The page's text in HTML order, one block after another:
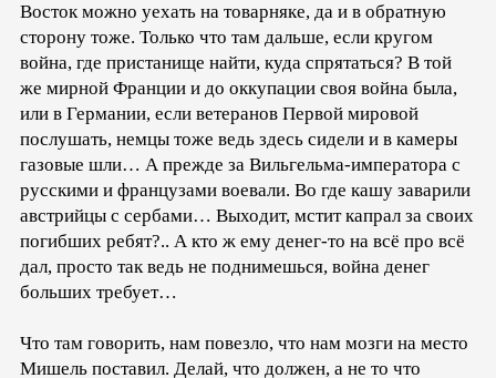
Восток можно уехать на товарняке, да и в обратную
сторону тоже. Только что там дальше, если кругом
война, где пристанище найти, куда спрятаться? В той
же мирной Франции и до оккупации своя война была,
или в Германии, если ветеранов Первой мировой
послушать, немцы тоже ведь здесь сидели и в камеры
газовые шли… А прежде за Вильгельма-императора с
русскими и французами воевали. Во где кашу заварили
австрийцы с сербами… Выходит, мстит капрал за своих
погибших ребят?.. А кто ж ему денег-то на всё про всё
дал, просто так ведь не поднимешься, война денег
больших требует…
Что там говорить, нам повезло, что нам мозги на место
Мишель поставил. Делай, что должен, а не то что